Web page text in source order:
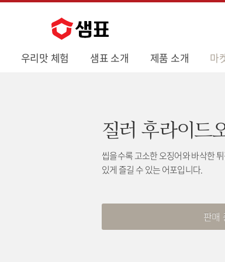
우리맛 체험 샘표 소개 제품 소개 마
질러 후라이드
씹을수록 고소한 오징어와 바삭한
있게 즐길 수 있는 어포입니다.
판매